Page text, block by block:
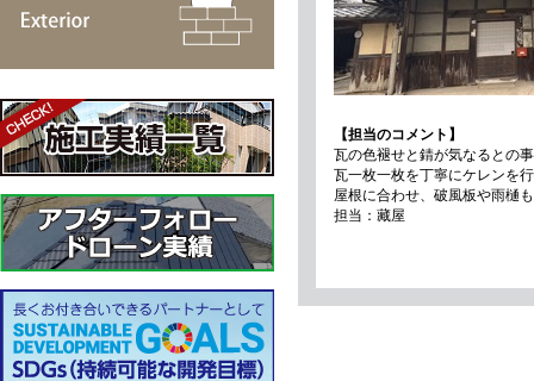
【担当のコメント】
瓦の色褪せと錆が気なるとの
瓦一枚一枚を丁寧にケレンを
屋根に合わせ、破風板や雨樋
担当：藏屋